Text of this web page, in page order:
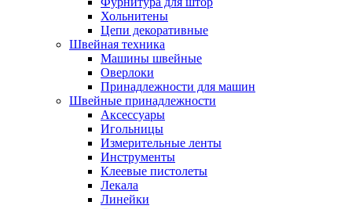
Хольнитены
Цепи декоративные
Швейная техника
Машины швейные
Оверлоки
Принадлежности для машин
Швейные принадлежности
Аксессуары
Игольницы
Измерительные ленты
Инструменты
Клеевые пистолеты
Лекала
Линейки